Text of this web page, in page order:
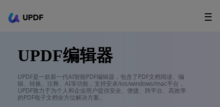
UPDF
AI Agents
用户指南
UPDF编辑器
UPDF是一款新一代AI智能PDF编辑器，包含了PDF文档阅读、编
辑、转换、注释、AI等功能，支持安卓/ios/windows/mac平台，
UPDF致力于为个人和企业用户提供安全、便捷、跨平台、高效率
的PDF电子文档全方位解决方案。